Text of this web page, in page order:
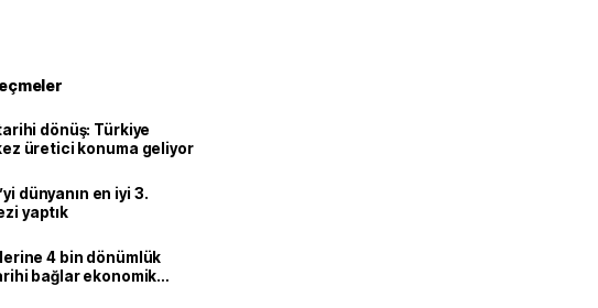
dönüş: Türkiye
üretici konuma geliyor
dünyanın en iyi 3.
yaptık
4 bin dönümlük
bağlar ekonomik